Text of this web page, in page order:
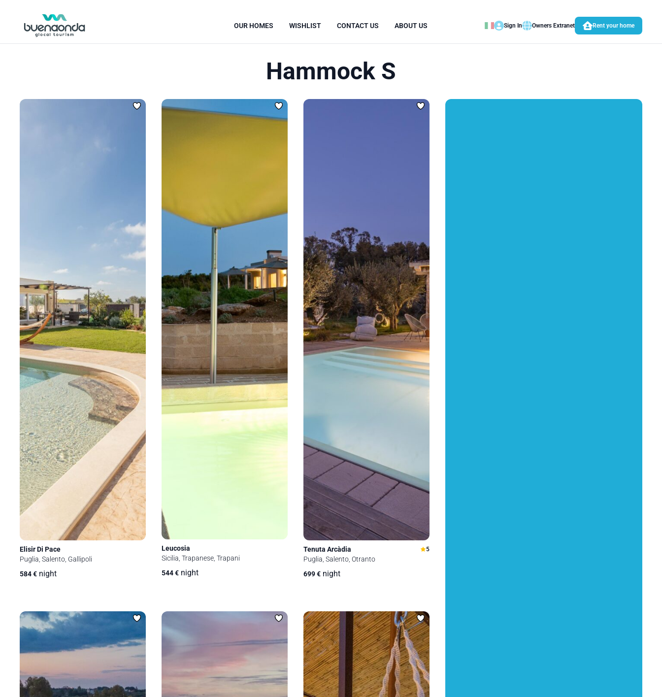
OUR HOMES WISHLIST CONTACT US ABOUT US Sign In Owners Extranet Rent your home
Hammock S
Elisir Di Pace
Puglia, Salento, Gallipoli
584€ night
Leucosia
Sicilia, Trapanese, Trapani
544€ night
Tenuta Arcàdia 5
Puglia, Salento, Otranto
699€ night